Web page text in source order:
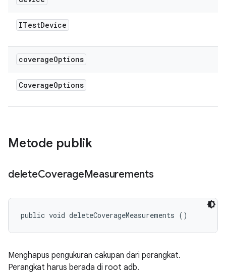
ITestDevice
coverageOptions
CoverageOptions
Metode publik
deleteCoverageMeasurements
public void deleteCoverageMeasurements ()
Menghapus pengukuran cakupan dari perangkat.
Perangkat harus berada di root adb.